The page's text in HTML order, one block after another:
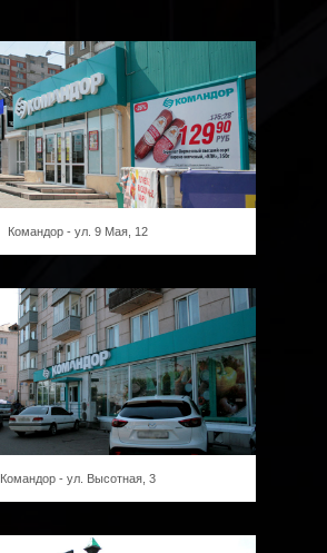
Командор - ул. 9 Мая, 12
Командор - ул. Высотная, 3